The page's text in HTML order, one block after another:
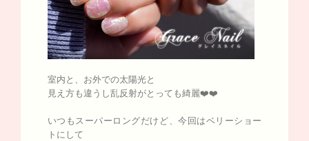
室内と、お外での太陽光と
見え方も違うし乱反射がとっても綺麗❤️❤️
いつもスーパーロングだけど、今回はベリーショー
トにして